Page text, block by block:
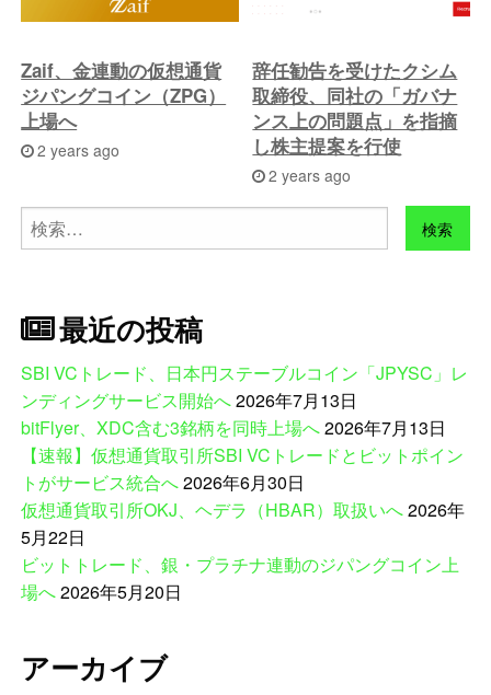
Zaif、金連動の仮想通貨
ジパングコイン（ZPG）
上場へ
2 years ago
辞任勧告を受けたクシム
取締役、同社の「ガバナ
ンス上の問題点」を指摘
し株主提案を行使
2 years ago
検
索:
最近の投稿
SBI VCトレード、日本円ステーブルコイン「JPYSC」レ
ンディングサービス開始へ2026年7月13日
bitFlyer、XDC含む3銘柄を同時上場へ2026年7月13日
【速報】仮想通貨取引所SBI VCトレードとビットポイン
トがサービス統合へ2026年6月30日
仮想通貨取引所OKJ、ヘデラ（HBAR）取扱いへ2026年
5月22日
ビットトレード、銀・プラチナ連動のジパングコイン上
場へ2026年5月20日
アーカイブ